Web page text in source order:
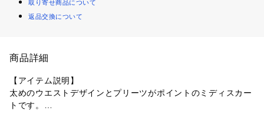
取り寄せ商品について
返品交換について
商品詳細
【アイテム説明】
太めのウエストデザインとプリーツがポイントのミディスカー
トです。